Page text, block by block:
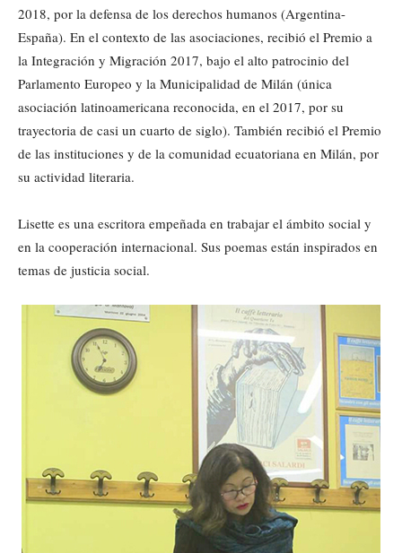
2018, por la defensa de los derechos humanos (Argentina-
España). En el contexto de las asociaciones, recibió el Premio a
la Integración y Migración 2017, bajo el alto patrocinio del
Parlamento Europeo y la Municipalidad de Milán (única
asociación latinoamericana reconocida, en el 2017, por su
trayectoria de casi un cuarto de siglo). También recibió el Premio
de las instituciones y de la comunidad ecuatoriana en Milán, por
su actividad literaria.
Lisette es una escritora empeñada en trabajar el ámbito social y
en la cooperación internacional. Sus poemas están inspirados en
temas de justicia social.